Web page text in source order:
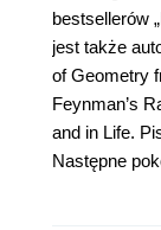
bestsellerów
jest także
of Geometry
Feynman’s
and in Life.
Następne